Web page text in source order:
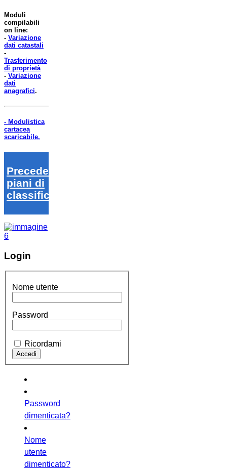
Moduli
compilabili
on line:
- Variazione
dati catastali
-
Trasferimento
di proprietà
- Variazione
dati
anagrafici.
- Modulistica
cartacea
scaricabile.
Precedenti
piani di
classifica
Login
Nome utente
Password
Ricordami
Password
dimenticata?
Nome
utente
dimenticato?